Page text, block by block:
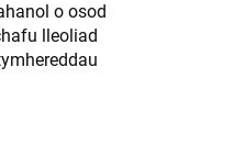
o osod
lleoliad